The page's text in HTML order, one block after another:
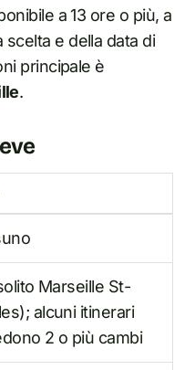
a 13 ore o più, a
e della data di
principale è
.
Marseille St-
alcuni itinerari
2 o più cambi